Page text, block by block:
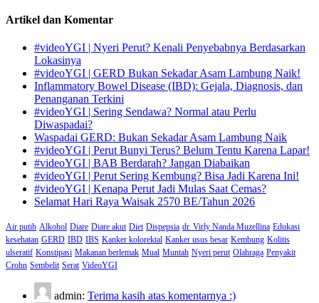
Artikel dan Komentar
#videoYGI | Nyeri Perut? Kenali Penyebabnya Berdasarkan
Lokasinya
#videoYGI | GERD Bukan Sekadar Asam Lambung Naik!
Inflammatory Bowel Disease (IBD): Gejala, Diagnosis, dan
Penanganan Terkini
#videoYGI | Sering Sendawa? Normal atau Perlu
Diwaspadai?
Waspadai GERD: Bukan Sekadar Asam Lambung Naik
#videoYGI | Perut Bunyi Terus? Belum Tentu Karena Lapar!
#videoYGI | BAB Berdarah? Jangan Diabaikan
#videoYGI | Perut Sering Kembung? Bisa Jadi Karena Ini!
#videoYGI | Kenapa Perut Jadi Mulas Saat Cemas?
Selamat Hari Raya Waisak 2570 BE/Tahun 2026
Air putih Alkohol Diare Diare akut Diet Dispepsia dr. Virly Nanda Muzellina Edukasi
kesehatan GERD IBD IBS Kanker kolorektal Kanker usus besar Kembung Kolitis
ulseratif Konstipasi Makanan berlemak Mual Muntah Nyeri perut Olahraga Penyakit
Crohn Sembelit Serat VideoYGI
admin: Terima kasih atas komentarnya :)